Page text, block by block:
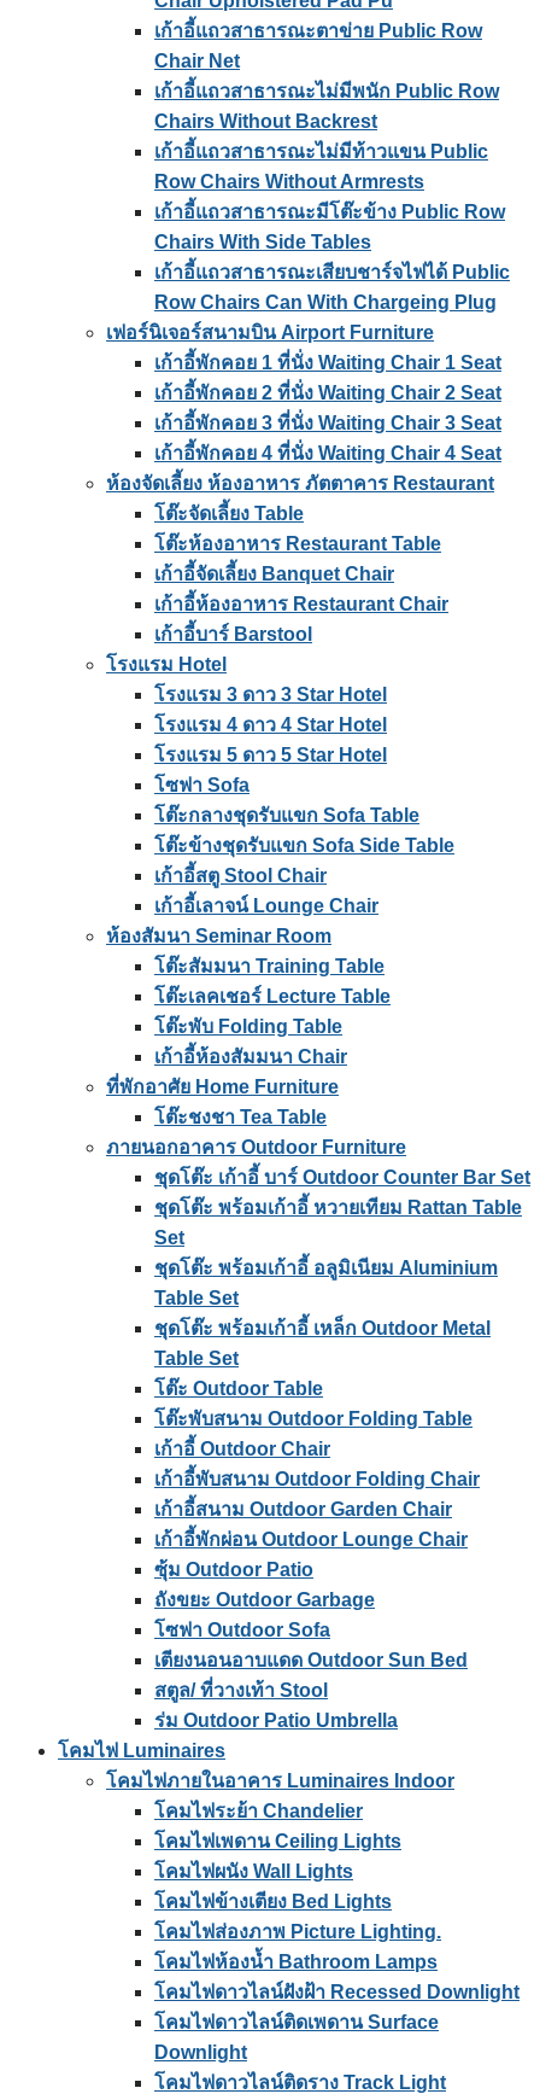
เก้าอี้แถวสาธารณะตาข่าย Public Row
Chair Net
เก้าอี้แถวสาธารณะไม่มีพนัก Public Row
Chairs Without Backrest
เก้าอี้แถวสาธารณะไม่มีท้าวแขน Public
Row Chairs Without Armrests
เก้าอี้แถวสาธารณะมีโต๊ะข้าง Public Row
Chairs With Side Tables
เก้าอี้แถวสาธารณะเสียบชาร์จไฟได้ Public
Row Chairs Can With Chargeing Plug
เฟอร์นิเจอร์สนามบิน Airport Furniture
เก้าอี้พักคอย 1 ที่นั่ง Waiting Chair 1 Seat
เก้าอี้พักคอย 2 ที่นั่ง Waiting Chair 2 Seat
เก้าอี้พักคอย 3 ที่นั่ง Waiting Chair 3 Seat
เก้าอี้พักคอย 4 ที่นั่ง Waiting Chair 4 Seat
ห้องจัดเลี้ยง ห้องอาหาร ภัตตาคาร Restaurant
โต๊ะจัดเลี้ยง Table
โต๊ะห้องอาหาร Restaurant Table
เก้าอี้จัดเลี้ยง Banquet Chair
เก้าอี้ห้องอาหาร Restaurant Chair
เก้าอี้บาร์ Barstool
โรงแรม Hotel
โรงแรม 3 ดาว 3 Star Hotel
โรงแรม 4 ดาว 4 Star Hotel
โรงแรม 5 ดาว 5 Star Hotel
โซฟา Sofa
โต๊ะกลางชุดรับแขก Sofa Table
โต๊ะข้างชุดรับแขก Sofa Side Table
เก้าอี้สตู Stool Chair
เก้าอี้เลาจน์ Lounge Chair
ห้องสัมนา Seminar Room
โต๊ะสัมมนา Training Table
โต๊ะเลคเชอร์ Lecture Table
โต๊ะพับ Folding Table
เก้าอี้ห้องสัมมนา Chair
ที่พักอาศัย Home Furniture
โต๊ะชงชา Tea Table
ภายนอกอาคาร Outdoor Furniture
ชุดโต๊ะ เก้าอี้ บาร์ Outdoor Counter Bar Set
ชุดโต๊ะ พร้อมเก้าอี้ หวายเทียม Rattan Table
Set
ชุดโต๊ะ พร้อมเก้าอี้ อลูมิเนียม Aluminium
Table Set
ชุดโต๊ะ พร้อมเก้าอี้ เหล็ก Outdoor Metal
Table Set
โต๊ะ Outdoor Table
โต๊ะพับสนาม Outdoor Folding Table
เก้าอี้ Outdoor Chair
เก้าอี้พับสนาม Outdoor Folding Chair
เก้าอี้สนาม Outdoor Garden Chair
เก้าอี้พักผ่อน Outdoor Lounge Chair
ซุ้ม Outdoor Patio
ถังขยะ Outdoor Garbage
โซฟา Outdoor Sofa
เตียงนอนอาบแดด Outdoor Sun Bed
สตูล/ ที่วางเท้า Stool
ร่ม Outdoor Patio Umbrella
โคมไฟ Luminaires
โคมไฟภายในอาคาร Luminaires Indoor
โคมไฟระย้า Chandelier
โคมไฟเพดาน Ceiling Lights
โคมไฟผนัง Wall Lights
โคมไฟข้างเตียง Bed Lights
โคมไฟส่องภาพ Picture Lighting.
โคมไฟห้องน้ำ Bathroom Lamps
โคมไฟดาวไลน์ฝังฝ้า Recessed Downlight
โคมไฟดาวไลน์ติดเพดาน Surface
Downlight
โคมไฟดาวไลน์ติดราง Track Light